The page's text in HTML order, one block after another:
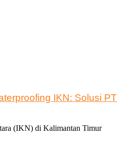
IKN: Solusi PT
(IKN) di Kalimantan Timur